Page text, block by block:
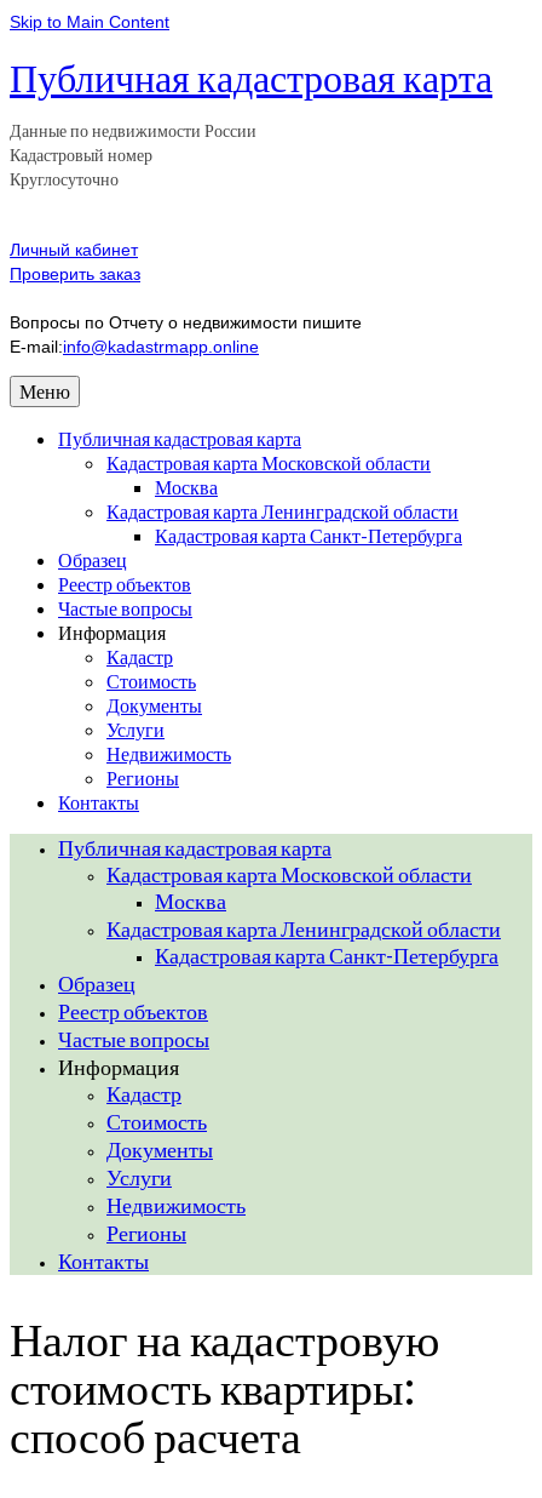
Skip to Main Content
Публичная кадастровая карта
Данные по недвижимости России
Кадастровый номер
Круглосуточно
Личный кабинет
Проверить заказ
Вопросы по Отчету о недвижимости пишите
E-mail:info@kadastrmapp.online
Меню
Публичная кадастровая карта
Кадастровая карта Московской области
Москва
Кадастровая карта Ленинградской области
Кадастровая карта Санкт-Петербурга
Образец
Реестр объектов
Частые вопросы
Информация
Кадастр
Стоимость
Документы
Услуги
Недвижимость
Регионы
Контакты
Публичная кадастровая карта
Кадастровая карта Московской области
Москва
Кадастровая карта Ленинградской области
Кадастровая карта Санкт-Петербурга
Образец
Реестр объектов
Частые вопросы
Информация
Кадастр
Стоимость
Документы
Услуги
Недвижимость
Регионы
Контакты
Налог на кадастровую
стоимость квартиры:
способ расчета